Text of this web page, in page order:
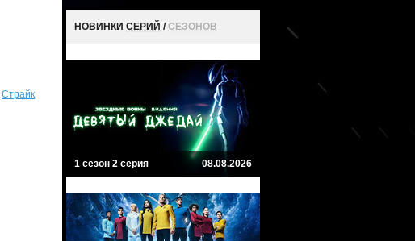
Страйк
НОВИНКИ СЕРИЙ /СЕЗОНОВ
1 сезон 2 серия 08.08.2026